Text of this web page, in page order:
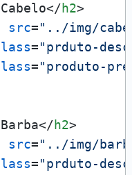
Cabelo</h2>
src="../img/
="prduto-
="produto-
Barba</h2>
src="../img/
="prduto-